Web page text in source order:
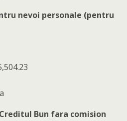
nevoi personale (pentru
Bun fara comision